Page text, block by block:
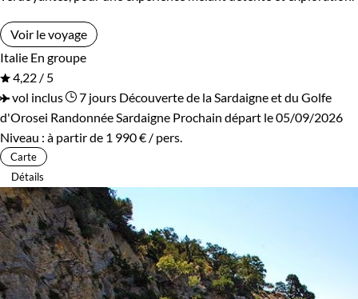
Voir le voyage
Italie En groupe
4,22 / 5
vol inclus
7 jours Découverte de la Sardaigne et du Golfe
d'Orosei Randonnée Sardaigne Prochain départ le 05/09/2026
Niveau : à partir de 1 990 € / pers.
Carte
Détails